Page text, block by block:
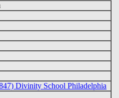
Divinity School Philadelphia